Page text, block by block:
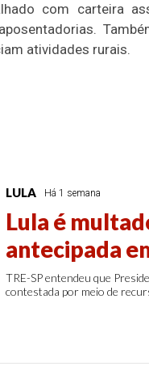
com carteira
atividades rurais.
LULA Há 1 semana
Lula é
antecipada
TRE-SP entendeu que
contestada por meio de